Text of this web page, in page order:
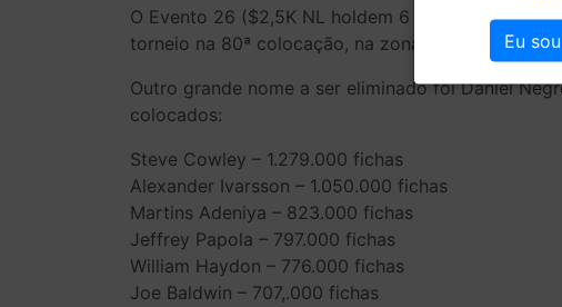
O Evento 26 ($2,5K NL holdem 6 handed) teve
torneio na 80ª colocação, na zona in the money.
Outro grande nome a ser eliminado foi Daniel
colocados:
Steve Cowley – 1.279.000 fichas
Alexander Ivarsson – 1.050.000 fichas
Martins Adeniya – 823.000 fichas
Jeffrey Papola – 797.000 fichas
William Haydon – 776.000 fichas
Joe Baldwin – 707,.000 fichas
Eu